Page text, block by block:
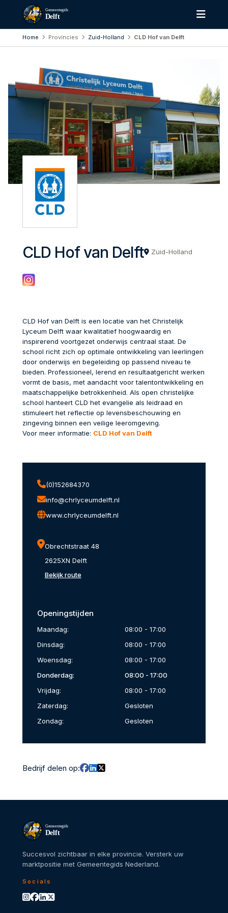
Gemeentegids
Delft
Home Provincies Zuid-Holland CLD Hof van Delft
CLD Hof van Delft Zuid-Holland
CLD Hof van Delft is een locatie van het Christelijk
Lyceum Delft waar kwalitatief hoogwaardig en
inspirerend voortgezet onderwijs centraal staat. De
school richt zich op optimale ontwikkeling van leerlingen
door onderwijs en begeleiding op passend niveau te
bieden. Professioneel, lerend en resultaatgericht werken
vormt de basis, met aandacht voor talentontwikkeling en
maatschappelijke betrokkenheid. Als open christelijke
school hanteert CLD het evangelie als leidraad en
stimuleert het reflectie op levensbeschouwing en
zingeving binnen een veilige leeromgeving.
Voor meer informatie: CLD Hof van Delft
(0)152684370
info@chrlyceumdelft.nl
www.chrlyceumdelft.nl
Obrechtstraat 48
2625XN Delft
Bekijk route
Openingstijden
Maandag:
08:00 - 17:00
Dinsdag:
08:00 - 17:00
Woensdag:
08:00 - 17:00
Donderdag:
08:00 - 17:00
Vrijdag:
08:00 - 17:00
Zaterdag:
Gesloten
Zondag:
Gesloten
Bedrijf delen op:
Gemeentegids
Delft
Succesvol zichtbaar in elke provincie. Versterk uw
marktpositie met Gemeentegids Nederland.
Socials